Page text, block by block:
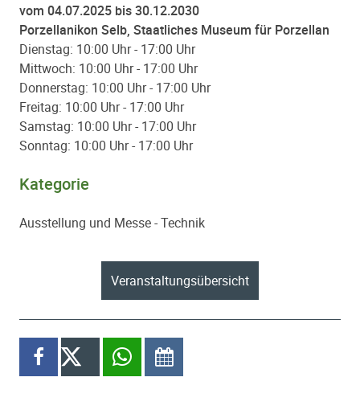
vom 04.07.2025 bis 30.12.2030
Porzellanikon Selb, Staatliches Museum für Porzellan
Dienstag: 10:00 Uhr - 17:00 Uhr
Mittwoch: 10:00 Uhr - 17:00 Uhr
Donnerstag: 10:00 Uhr - 17:00 Uhr
Freitag: 10:00 Uhr - 17:00 Uhr
Samstag: 10:00 Uhr - 17:00 Uhr
Sonntag: 10:00 Uhr - 17:00 Uhr
Kategorie
Ausstellung und Messe - Technik
Veranstaltungsübersicht
auf Facebook teilen
X per WhatsApp teilen
im Kalender speichern